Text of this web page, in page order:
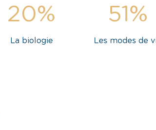
20%
La biologie
51 %
Les modes de